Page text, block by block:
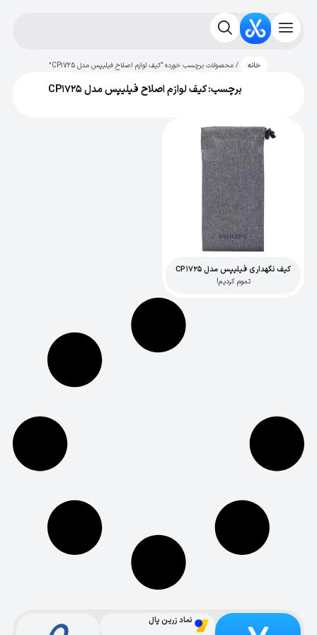
خانه / محصولات برچسب خورده “کیف لوازم اصلاح فیلیپس مدل CP1725”
برچسب: کیف لوازم اصلاح فیلیپس مدل CP1725
کیف نگهداری فیلیپس مدل CP1725
تموم کردیم!
نماد زرین پال